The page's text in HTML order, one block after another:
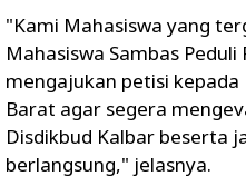
"Kami Mahasiswa yang
Mahasiswa Sambas
mengajukan petisi kepada
Barat agar segera
Disdikbud Kalbar beserta
berlangsung," jelasnya.